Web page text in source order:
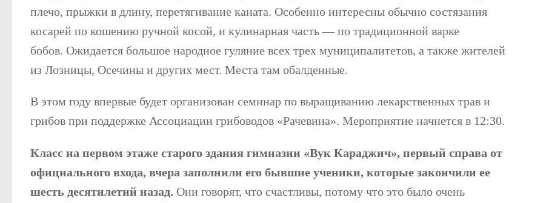
плечо, прыжки в длину, перетягивание каната. Особенно интересны обычно состязания
косарей по кошению ручной косой, и кулинарная часть — по традиционной варке
бобов. Ожидается большое народное гуляние всех трех муниципалитетов, а также жителей
из Лозницы, Осечины и других мест. Места там обалденные.
В этом году впервые будет организован семинар по выращиванию лекарственных трав и
грибов при поддержке Ассоциации грибоводов «Рачевина». Мероприятие начнется в 12:30.
Класс на первом этаже старого здания гимназии «Вук Караджич», первый справа от
официального входа, вчера заполнили его бывшие ученики, которые закончили ее
шесть десятилетий назад. Они говорят, что счастливы, потому что это было очень